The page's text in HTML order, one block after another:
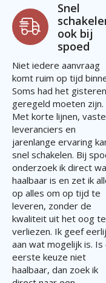
Snel
ook bij
spoed
Niet iedere aanvraag
komt ruim op tijd
Soms had het
geregeld moeten zijn.
Met korte lijnen, vaste
leveranciers en
jarenlange ervaring
snel schakelen. Bij
onderzoek ik direct
haalbaar is en zet ik
op alles om op tijd te
leveren, zonder de
kwaliteit uit het oog te
verliezen. Ik geef
aan wat mogelijk is. Is
eerste keuze niet
haalbaar, dan zoek ik